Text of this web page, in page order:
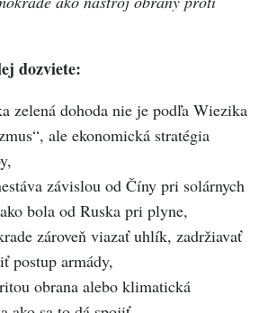
dozviete:
zelená dohoda nie je podľa Wiezika
ale ekonomická stratégia
závislou od Číny pri solárnych
bola od Ruska pri plyne,
zároveň viazať uhlík, zadržiavať
postup armády,
obrana alebo klimatická